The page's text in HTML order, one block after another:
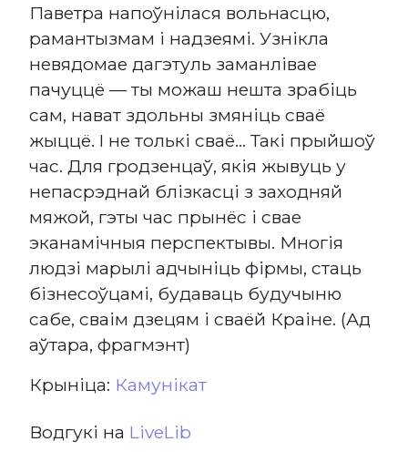
Паветра напоўнілася вольнасцю,
рамантызмам і надзеямі. Узнікла
невядомае дагэтуль заманлівае
пачуццё — ты можаш нешта зрабіць
сам, нават здольны змяніць сваё
жыццё. I не толькі сваё... Такі прыйшоў
час. Для гродзенцаў, якія жывуць у
непасрэднай блізкасці з заходняй
мяжой, гэты час прынёс і свае
эканамічныя перспектывы. Многія
людзі марылі адчыніць фірмы, стаць
бізнесоўцамі, будаваць будучыню
сабе, сваім дзецям і сваёй Краіне. (Ад
аўтара, фрагмэнт)
Крыніца: Камунікат
Водгукі на LiveLib